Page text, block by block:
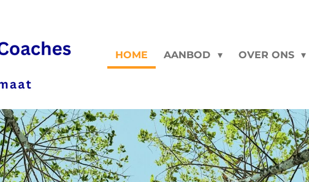
HOME AANBOD OVER ONS